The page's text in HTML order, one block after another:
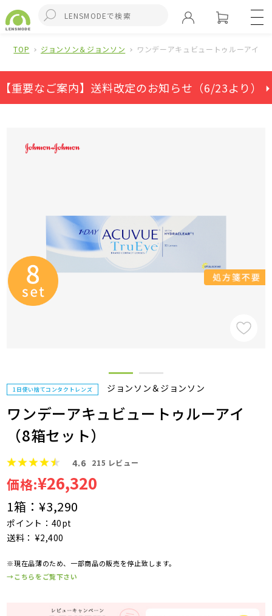
TOP ジョンソン＆ジョンソン ワンデーアキュビュートゥルーアイ（
【重要なご案内】送料改定のお知らせ（6/23より） ⏵
1日使い捨てコンタクトレンズ ジョンソン＆ジョンソン
ワンデーアキュビュートゥルーアイ
（8箱セット）
4.6 215 レビュー
価格:¥26,320
1箱：¥3,290
ポイント：40pt
送料： ¥2,400
※現在品薄のため、一部商品の販売を停止致します。
→こちらをご覧下さい